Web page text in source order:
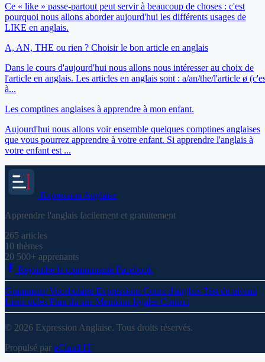
Ce « like » passe-partout peut servir à beaucoup de choses : c'est
pourquoi nous allons aborder aujourd'hui les différents usages de
LIKE en anglais.
A, AN, THE ou rien ? Choisir le bon article en anglais
Dans le cours d'aujourd'hui nous allons nous intéresser au choix de
l'article en anglais. Les articles en anglais sont : a/an/the/l'article ø
à...
Les comptines anglaises à apprendre à mon enfant.
Aujourd'hui nous allons voir ensemble quelques comptines anglaises
que vous pourrez apprendre à votre enfant. Si apprendre l'anglais à
votre enfant est ...
Expression Anglaise
Apprendre l'anglais facilement et gratuitement
265 articles
10 thèmes
20 500+ apprenants
Rejoindre la communauté Facebook
Grammaire Vocabulaire Expressions Cours d'anglais Test de niveau
Liens utiles Plan du site Mentions légales Contact
© 2026 Expression Anglaise. Tous droits réservés.
Propulsé par eClaud IT